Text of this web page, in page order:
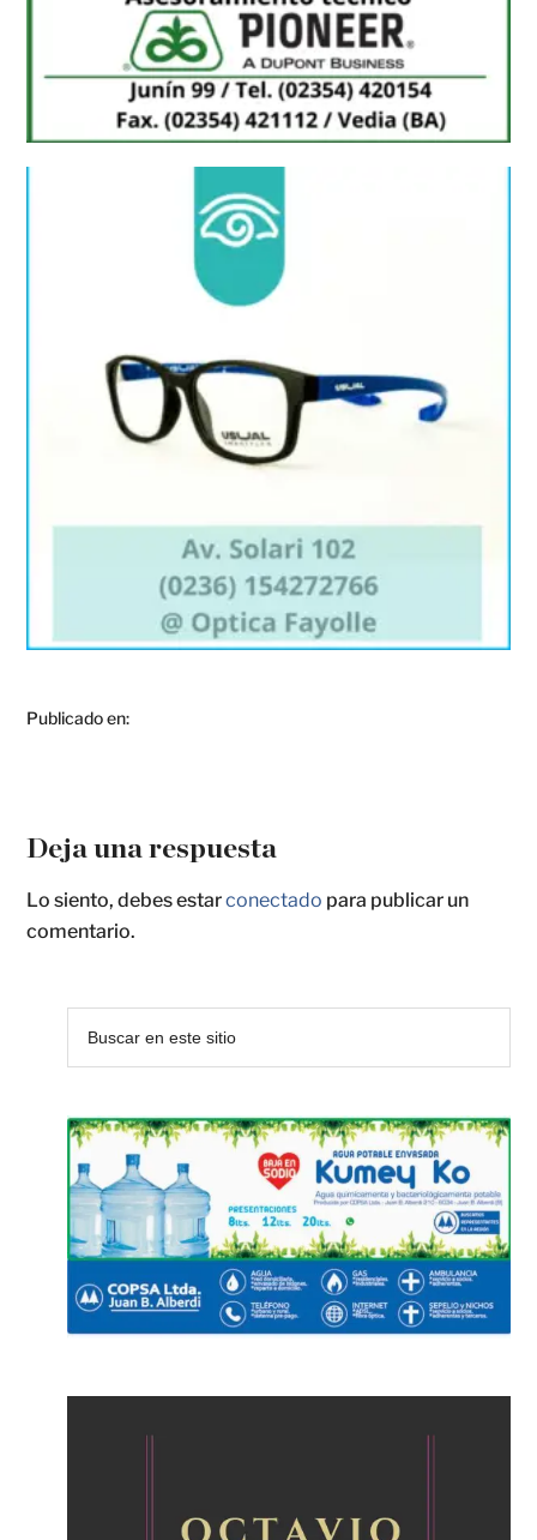
Publicado en:
Deja una respuesta
Lo siento, debes estarconectado para publicar un
comentario.